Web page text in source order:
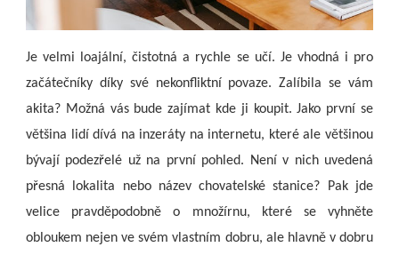
Je velmi loajální, čistotná a rychle se učí. Je vhodná i pro
začátečníky díky své nekonfliktní povaze. Zalíbila se vám
akita? Možná vás bude zajímat kde ji koupit. Jako první se
většina lidí dívá na inzeráty na internetu, které ale většinou
bývají podezřelé už na první pohled. Není v nich uvedená
přesná lokalita nebo název chovatelské stanice? Pak jde
velice pravděpodobně o množírnu, které se vyhněte
obloukem nejen ve svém vlastním dobru, ale hlavně v dobru